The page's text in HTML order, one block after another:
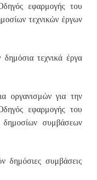
εφαρμογής του
τεχνικών έργων
τεχνικά έργα
οργανισμών για την
εφαρμογής του
συμβάσεων
δημόσιες συμβάσεις